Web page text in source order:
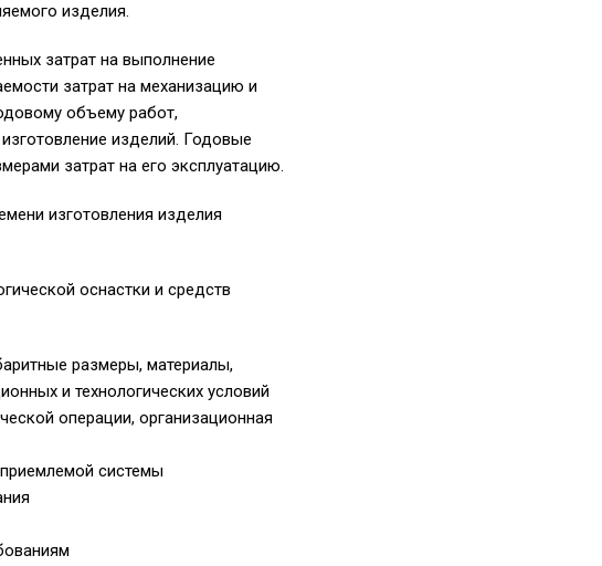
изделия.
затрат на выполнение
затрат на механизацию и
объему работ,
изделий. Годовые
затрат на его эксплуатацию.
изготовления изделия
оснастки и средств
размеры, материалы,
и технологических условий
операции, организационная
системы